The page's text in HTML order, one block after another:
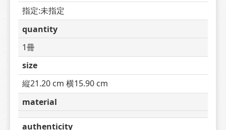
指定:未指定
quantity
1冊
size
縦21.20 cm 横15.90 cm
material
authenticity